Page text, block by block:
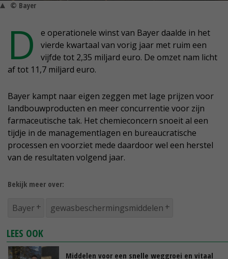
© Bayer
D
e operationele winst van Bayer daalde in het
vierde kwartaal van vorig jaar met ruim een
vijfde tot 2,35 miljard euro. De omzet nam licht
af tot 11,7 miljard euro.
Bayer kampt naar eigen zeggen met lage prijzen voor
landbouwproducten en meer concurrentie voor zijn
farmaceutische tak. Het chemieconcern snoeit al een
tijdje in de managementlagen en bureaucratische
processen en voorziet mede daardoor wel een herstel
van de resultaten volgend jaar.
Bekijk meer over:
Bayer gewasbeschermingsmiddelen
LEES OOK
Middelen voor een snelle weggroei en vitaal